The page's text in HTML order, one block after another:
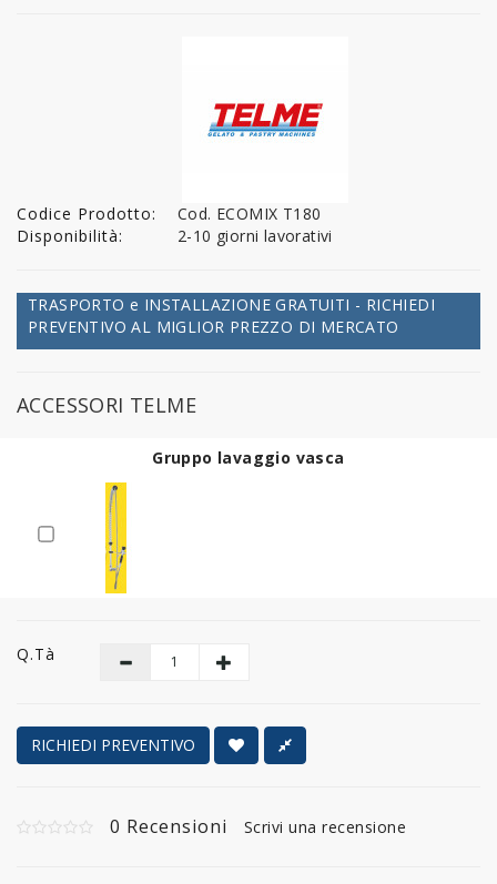
Codice Prodotto:
Cod. ECOMIX T180
Disponibilità:
2-10 giorni lavorativi
TRASPORTO e INSTALLAZIONE GRATUITI - RICHIEDI
PREVENTIVO AL MIGLIOR PREZZO DI MERCATO
ACCESSORI TELME
Gruppo lavaggio vasca
Q.tà
RICHIEDI PREVENTIVO
0 Recensioni Scrivi una recensione